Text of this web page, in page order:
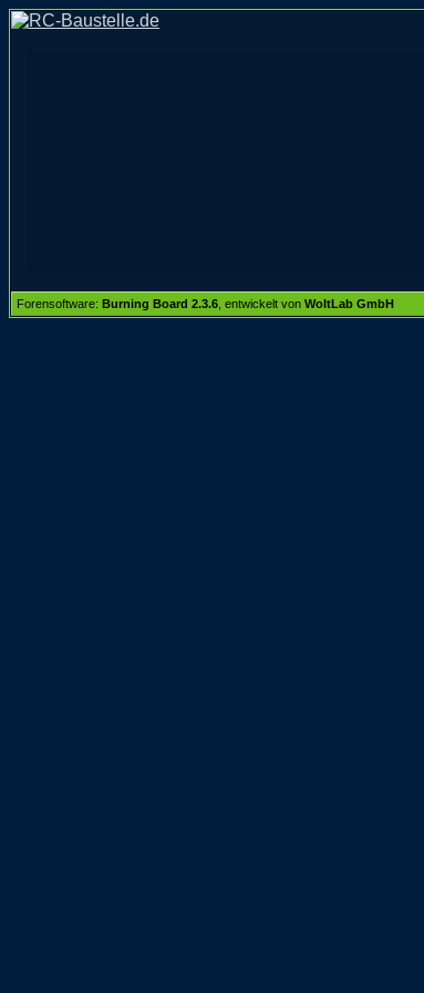
Forensoftware: Burning Board 2.3.6 , entwickelt von WoltLab GmbH